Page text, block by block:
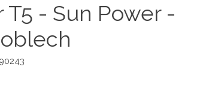
T5 - Sun Power -